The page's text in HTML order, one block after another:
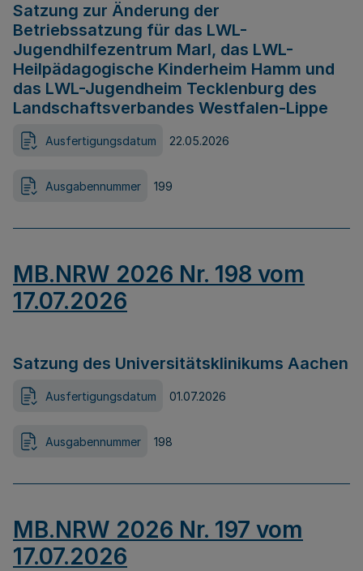
Satzung zur Änderung der
Betriebssatzung für das LWL-
Jugendhilfezentrum Marl, das LWL-
Heilpädagogische Kinderheim Hamm und
das LWL-Jugendheim Tecklenburg des
Landschaftsverbandes Westfalen-Lippe
Ausfertigungsdatum 22.05.2026
Ausgabennummer 199
MB.NRW 2026 Nr. 198 vom
17.07.2026
Satzung des Universitätsklinikums Aachen
Ausfertigungsdatum 01.07.2026
Ausgabennummer 198
MB.NRW 2026 Nr. 197 vom
17.07.2026